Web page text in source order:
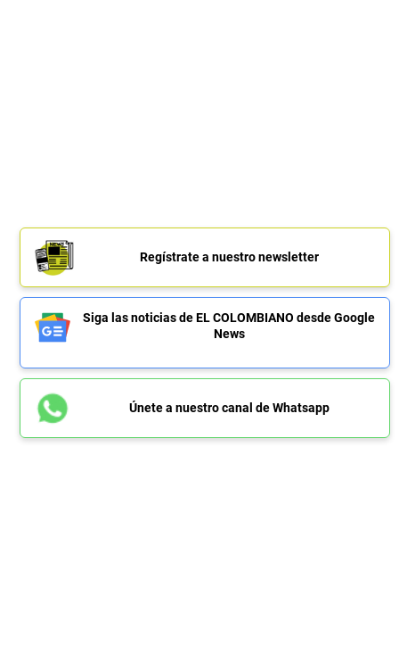
Regístrate a nuestro newsletter
Siga las noticias de EL COLOMBIANO desde Google
News
Únete a nuestro canal de Whatsapp